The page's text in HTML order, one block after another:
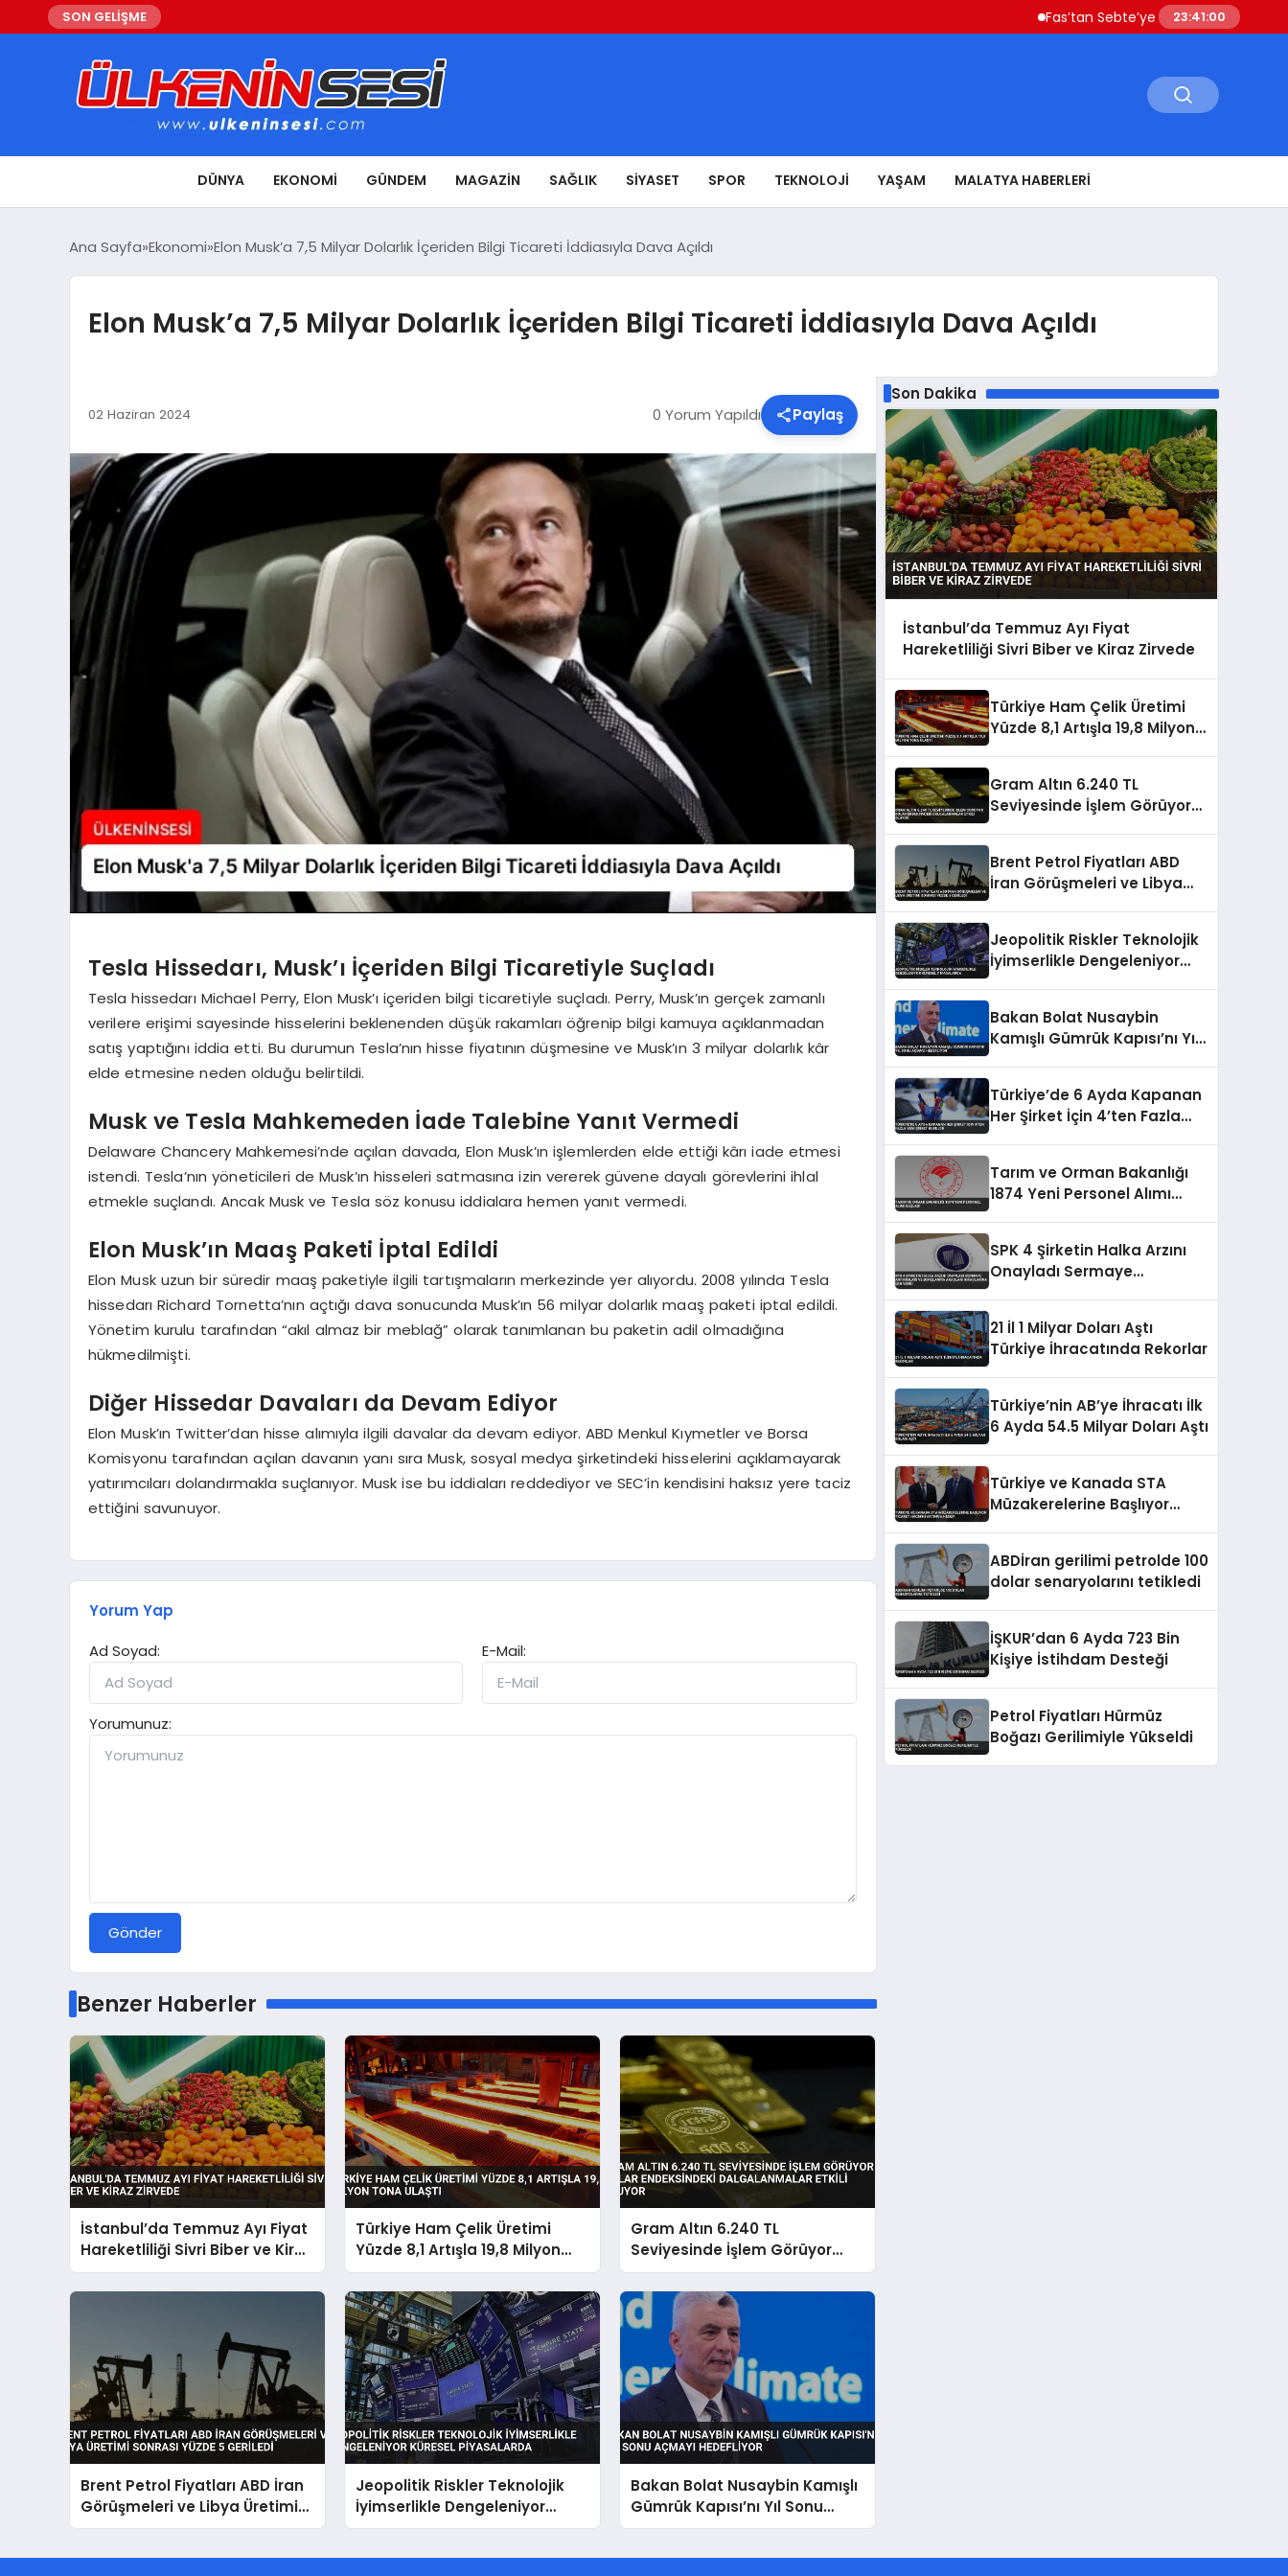
SON GELİŞME Fas’tan Sebte’ye Geçen Göçmenler
23:41:01
DÜNYA EKONOMI GÜNDEM MAGAZIN SAĞLIK SIYASET SPOR TEKNOLOJI YAŞAM MALATYA HABERLERI
Ana Sayfa Ekonomi Elon Musk’a 7,5 Milyar Dolarlık İçeriden Bilgi Ticareti İddiasıyla Dava Açıldı
Elon Musk’a 7,5 Milyar Dolarlık İçeriden Bilgi Ticareti İddiasıyla Dava Açıldı
02 Haziran 2024 0 Yorum Yapıldı Paylaş
Tesla Hissedarı, Musk’ı İçeriden Bilgi Ticaretiyle Suçladı
Tesla hissedarı Michael Perry, Elon Musk’ı içeriden bilgi ticaretiyle suçladı. Perry, Musk’ın gerçek zamanlı
verilere erişimi sayesinde hisselerini beklenenden düşük rakamları öğrenip bilgi kamuya açıklanmadan
satış yaptığını iddia etti. Bu durumun Tesla’nın hisse fiyatının düşmesine ve Musk’ın 3 milyar dolarlık kâr
elde etmesine neden olduğu belirtildi.
Musk ve Tesla Mahkemeden İade Talebine Yanıt Vermedi
Delaware Chancery Mahkemesi’nde açılan davada, Elon Musk’ın işlemlerden elde ettiği kârı iade etmesi
istendi. Tesla’nın yöneticileri de Musk’ın hisseleri satmasına izin vererek güvene dayalı görevlerini ihlal
etmekle suçlandı. Ancak Musk ve Tesla söz konusu iddialara hemen yanıt vermedi.
Elon Musk’ın Maaş Paketi İptal Edildi
Elon Musk uzun bir süredir maaş paketiyle ilgili tartışmaların merkezinde yer alıyordu. 2008 yılında Tesla
hissedarı Richard Tornetta’nın açtığı dava sonucunda Musk’ın 56 milyar dolarlık maaş paketi iptal edildi.
Yönetim kurulu tarafından “akıl almaz bir meblağ” olarak tanımlanan bu paketin adil olmadığına
hükmedilmişti.
Diğer Hissedar Davaları da Devam Ediyor
Elon Musk’ın Twitter’dan hisse alımıyla ilgili davalar da devam ediyor. ABD Menkul Kıymetler ve Borsa
Komisyonu tarafından açılan davanın yanı sıra Musk, sosyal medya şirketindeki hisselerini açıklamayarak
yatırımcıları dolandırmakla suçlanıyor. Musk ise bu iddiaları reddediyor ve SEC’in kendisini haksız yere taciz
ettiğini savunuyor.
Yorum Yap
Ad Soyad:
E-Mail:
Yorumunuz:
Gönder
Benzer Haberler
İstanbul’da Temmuz Ayı Fiyat
Hareketliliği Sivri Biber ve Kiraz
Zirvede
Türkiye Ham Çelik Üretimi
Yüzde 8,1 Artışla 19,8 Milyon
Tona Ulaştı
Gram Altın 6.240 TL
Seviyesinde İşlem Görüyor
Dolar Endeksindeki
Dalgalanmalar Etkili Oluyor
Brent Petrol Fiyatları ABD İran
Görüşmeleri ve Libya Üretimi
Sonrası Yüzde 5 Geriledi
Jeopolitik Riskler Teknolojik
İyimserlikle Dengeleniyor
Küresel Piyasalarda
Bakan Bolat Nusaybin Kamışlı
Gümrük Kapısı’nı Yıl Sonu
Açmayı Hedefliyor
Son Dakika
İstanbul’da Temmuz Ayı Fiyat
Hareketliliği Sivri Biber ve Kiraz Zirvede
Türkiye Ham Çelik Üretimi
Yüzde 8,1 Artışla 19,8 Milyon
Gram Altın 6.240 TL
Seviyesinde İşlem Görüyor
Brent Petrol Fiyatları ABD
İran Görüşmeleri ve Libya
Jeopolitik Riskler Teknolojik
İyimserlikle Dengeleniyor
Bakan Bolat Nusaybin
Kamışlı Gümrük Kapısı’nı Yıl
Türkiye’de 6 Ayda Kapanan
Her Şirket İçin 4’ten Fazla
Tarım ve Orman Bakanlığı
1874 Yeni Personel Alımı
SPK 4 Şirketin Halka Arzını
Onayladı Sermaye
21 İl 1 Milyar Doları Aştı
Türkiye İhracatında Rekorlar
Türkiye’nin AB’ye İhracatı İlk
6 Ayda 54.5 Milyar Doları Aştı
Türkiye ve Kanada STA
Müzakerelerine Başlıyor
ABDİran gerilimi petrolde 100
dolar senaryolarını tetikledi
İŞKUR’dan 6 Ayda 723 Bin
Kişiye İstihdam Desteği
Petrol Fiyatları Hürmüz
Boğazı Gerilimiyle Yükseldi